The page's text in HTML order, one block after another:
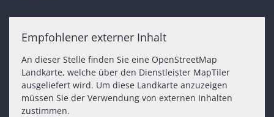
Empfohlener externer Inhalt
An dieser Stelle finden Sie eine OpenStreetMap
Landkarte, welche über den Dienstleister MapTiler
ausgeliefert wird. Um diese Landkarte anzuzeigen
müssen Sie der Verwendung von externen Inhalten
zustimmen.